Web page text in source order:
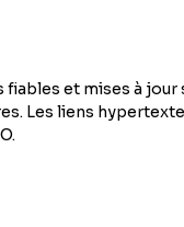
et mises à
Les liens